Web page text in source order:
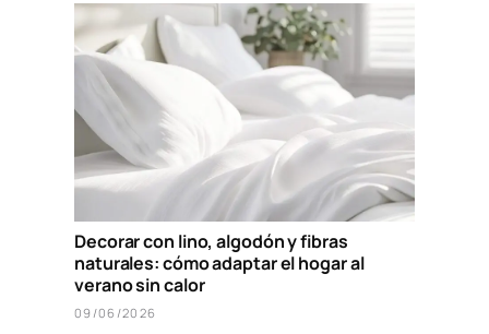
Decorar con lino, algodón y fibras
naturales: cómo adaptar el hogar al
verano sin calor
09/06/2026